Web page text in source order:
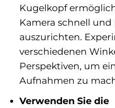
Kugelkopf
Kamera schnell und
auszurichten.
verschiedenen
Perspektiven, um
Aufnahmen zu
Verwenden Sie die